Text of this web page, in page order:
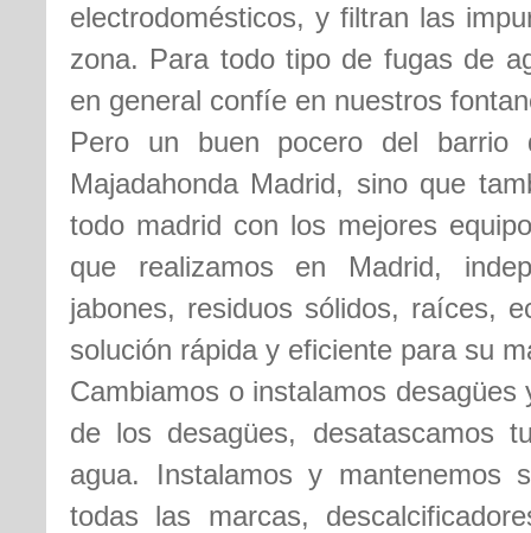
electrodomésticos, y filtran las
zona. Para todo tipo de fugas de
en general confíe en nuestros
Pero un buen pocero del barrio
Majadahonda Madrid, sino que
todo madrid con los mejores
que realizamos en Madrid,
jabones, residuos sólidos, raíces,
solución rápida y eficiente para su
Cambiamos o instalamos
de los desagües, desatascamos
agua. Instalamos y mantenemos
todas las marcas,